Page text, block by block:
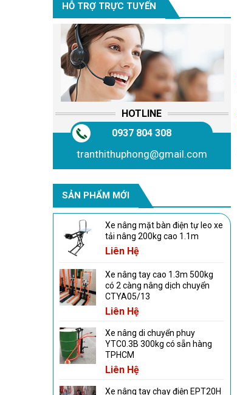
HỖ TRỢ TRỰC TUYẾN
HOTLINE
0937 804 308
tranthithuphong@gmail.com
SẢN PHẨM MỚI
Xe nâng mặt bàn điện tự leo xe
tải nâng 200kg cao 1.1m
Liên Hệ
Xe nâng tay cao 1.3m 500kg
có 2 càng nâng dịch chuyển
CTYA05/13
Liên Hệ
Xe nâng di chuyển phuy
YTC0.3B 300kg có sẵn hàng
TPHCM
Liên Hệ
Xe nâng tay chạy điện EPT20H